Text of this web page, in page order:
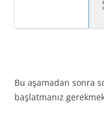
Bu aşamadan sonra
başlatmanız